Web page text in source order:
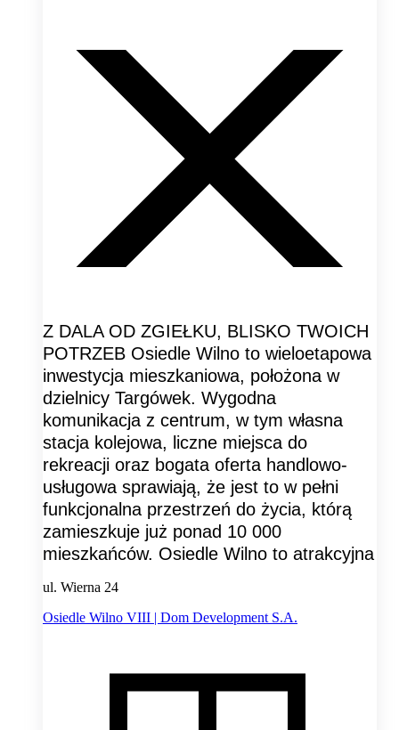
Z DALA OD ZGIEŁKU, BLISKO TWOICH
POTRZEB Osiedle Wilno to wieloetapowa
inwestycja mieszkaniowa, położona w
dzielnicy Targówek. Wygodna
komunikacja z centrum, w tym własna
stacja kolejowa, liczne miejsca do
rekreacji oraz bogata oferta handlowo-
usługowa sprawiają, że jest to w pełni
funkcjonalna przestrzeń do życia, którą
zamieszkuje już ponad 10 000
mieszkańców. Osiedle Wilno to atrakcyjna
ul. Wierna 24
Osiedle Wilno VIII | Dom Development S.A.